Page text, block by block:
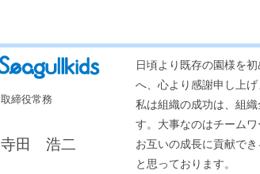
取締役常務
寺田 浩二
日頃より既存の園様を
へ、心より感謝申し上げ
私は組織の成功は、組
す。大事なのはチーム
お互いの成長に貢献で
と思っております。